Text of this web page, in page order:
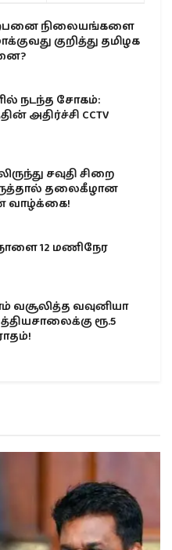
நிலையங்களை
குறித்து தமிழக
நடந்த சோகம்:
அதிர்ச்சி CCTV
சவுதி சிறை
தலைகீழான
12 மணிநேர
வசூலித்த வவுனியா
ரூ.5